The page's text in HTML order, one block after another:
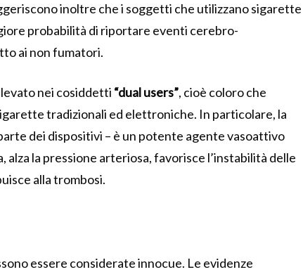
inoltre che i soggetti che utilizzano sigarette
probabilità di riportare eventi cerebro-
ai non fumatori.
nei cosiddetti “dual users”, cioè coloro che
tradizionali ed elettroniche. In particolare, la
dei dispositivi – è un potente agente vasoattivo
alza la pressione arteriosa, favorisce l’instabilità delle
alla trombosi.
essere considerate innocue. Le evidenze